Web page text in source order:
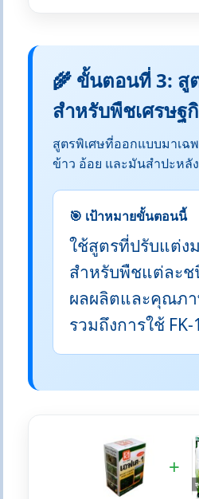
🌾 ขั้นตอนที่ 3: สู
สำหรับพืชเศรษฐ
สูตรพิเศษที่ออกแบบมาเฉ
ข้าว อ้อย และมันสำปะหลัง
🎯 เป้าหมายขั้นตอนนี้
ใช้สูตรที่ปรับแต่ง
สำหรับพืชแต่ละช
ผลผลิตและคุณภ
รวมถึงการใช้
+